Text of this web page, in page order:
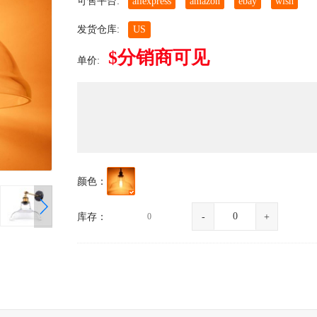
发货仓库: US
单价: $分销商可见
颜色：
库存： 0 - +